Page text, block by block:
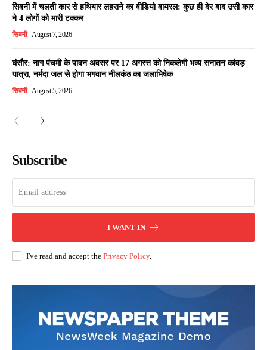
सिवनी में चलती कार से हथियार लहराने का वीडियो वायरल: कुछ ही देर बाद उसी कार
ने 4 लोगों को मारी टक्कर
सिवनी August 7, 2026
घंसौर: नाग पंचमी के पावन अवसर पर 17 अगस्त को निकलेगी भव्य सनातन कांवड़
यात्रा, नर्मदा जल से होगा भगवान नीलकंठ का जलाभिषेक
सिवनी August 5, 2026
Subscribe
I WANT IN
I've read and accept the Privacy Policy.